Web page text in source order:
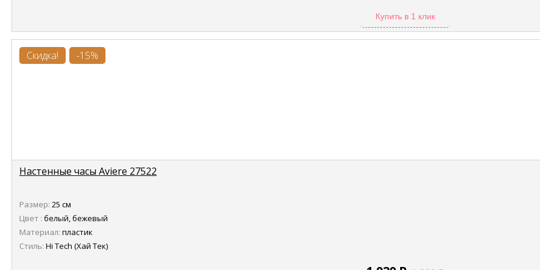
Купить в 1 клик
Скидка! -15%
Настенные часы Aviere 27522
Размер: 25 см
Цвет : белый, бежевый
Материал: пластик
Стиль: Hi Tech (Хай Тек)